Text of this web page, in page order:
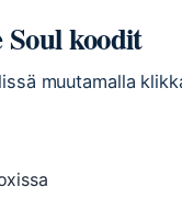
koodit
muutamalla